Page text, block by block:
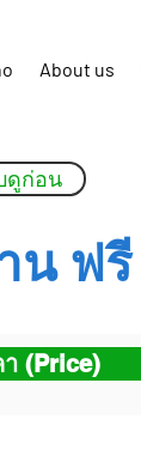
About us
ดูก่อน
น ฟรี
า (Price)